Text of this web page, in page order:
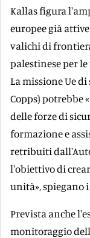
Kallas figura
europee già
valichi di
palestinese per
La missione Ue
Copps) potrebbe
delle forze di
formazione e
retribuiti
l'obiettivo di
unità», spiegano
Prevista anche
monitoraggio